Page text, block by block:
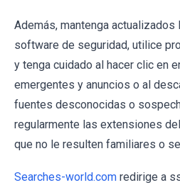
Además, mantenga
software de seguridad, utilice
y tenga cuidado al hacer clic en
emergentes y anuncios o al
fuentes desconocidas o
regularmente las extensiones
que no le resulten familiares o
Searches-world.com redirige a